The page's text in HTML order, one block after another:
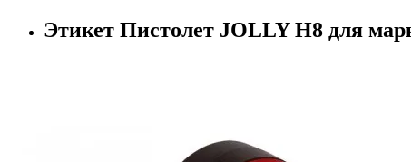
Этикет Пистолет JOLLY H8 для